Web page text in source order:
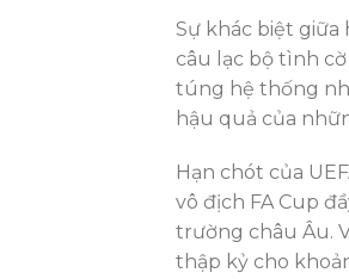
Sự khác biệt giữa
câu lạc bộ tình
túng hệ thống
hậu quả của
Hạn chót của
vô địch FA Cup
trường châu Âu.
thập kỷ cho